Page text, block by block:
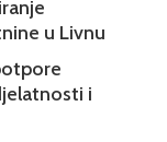
u Livnu
i